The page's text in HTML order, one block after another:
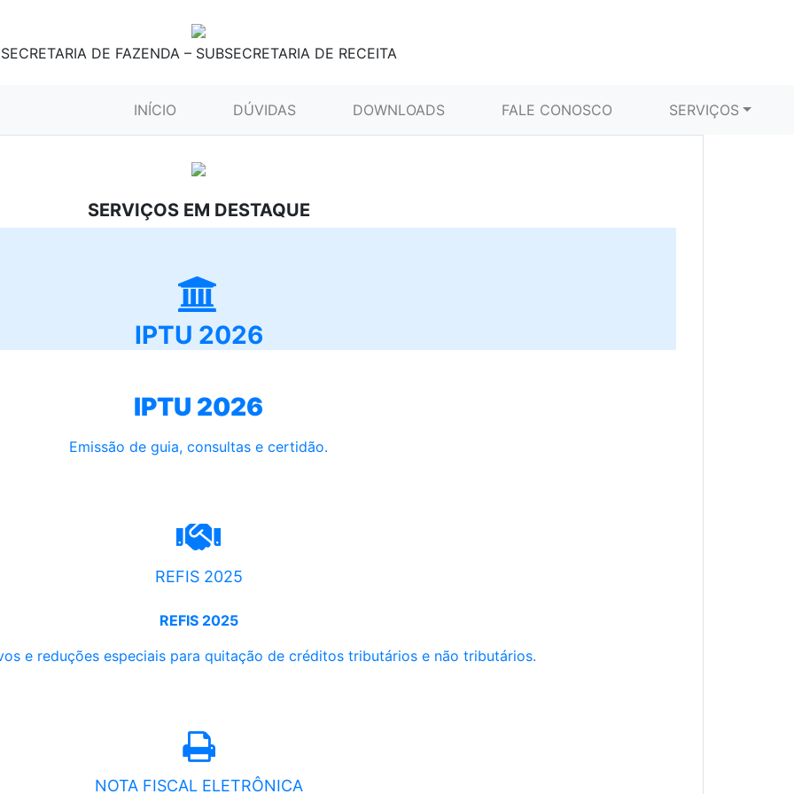
SECRETARIA DE FAZENDA – SUBSECRETARIA DE RECEITA
INÍCIO (CURRENT)DÚVIDAS DOWNLOADS FALE CONOSCO SERVIÇOS
SERVIÇOS EM DESTAQUE
IPTU 2026
IPTU 2026
Emissão de guia, consultas e certidão.
REFIS 2025
REFIS 2025
e reduções especiais para quitação de créditos tributários e não tributários.
NOTA FISCAL ELETRÔNICA